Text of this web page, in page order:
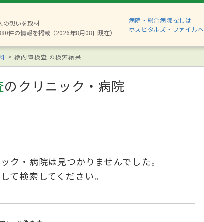
の想いを取材
件の情報を掲載（2026年8月08日現在）
病院・総合病院探しは
ホスピタルズ・ファイルへ
緑内障検査 の検索結果
のクリニック・病院
ク・病院は見つかりませんでした。
て検索してください。